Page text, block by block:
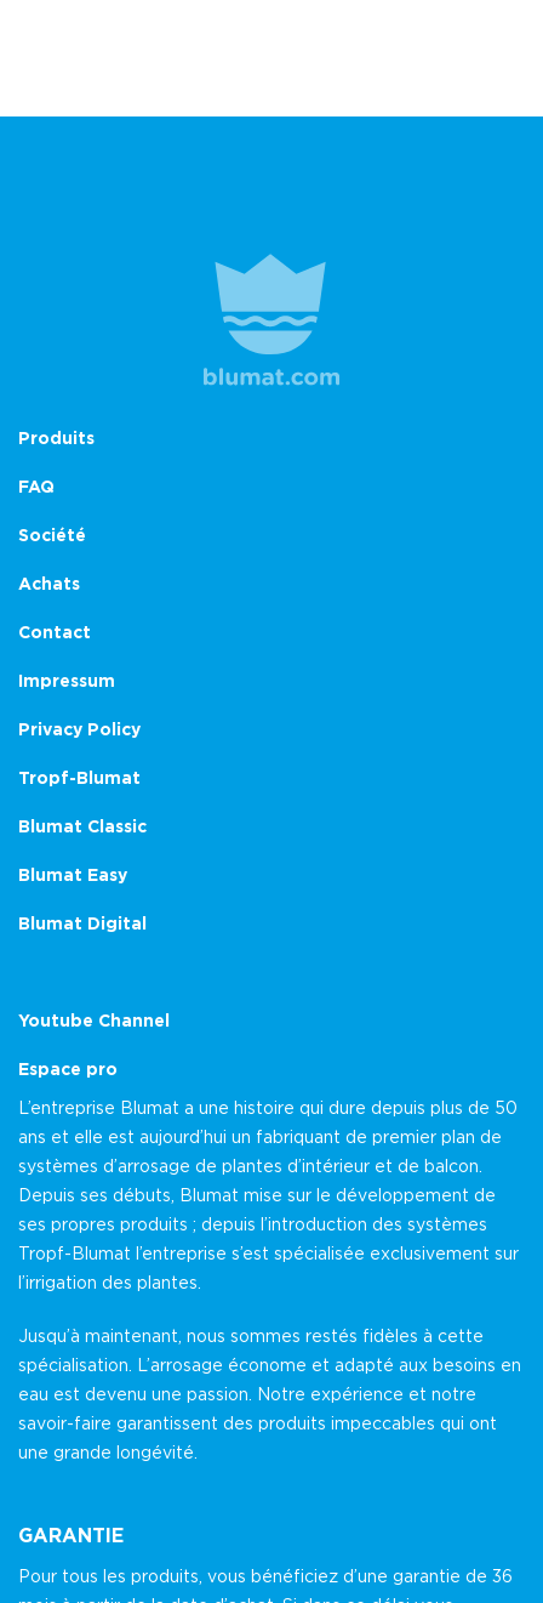
Produits
FAQ
Société
Achats
Contact
Impressum
Privacy Policy
Tropf-Blumat
Blumat Classic
Blumat Easy
Blumat Digital
Youtube Channel
Espace pro
L’entreprise Blumat a une histoire qui dure depuis plus de 50
ans et elle est aujourd’hui un fabriquant de premier plan de
systèmes d’arrosage de plantes d’intérieur et de balcon.
Depuis ses débuts, Blumat mise sur le développement de
ses propres produits ; depuis l’introduction des systèmes
Tropf-Blumat l’entreprise s’est spécialisée exclusivement sur
l’irrigation des plantes.
Jusqu’à maintenant, nous sommes restés fidèles à cette
spécialisation. L’arrosage économe et adapté aux besoins en
eau est devenu une passion. Notre expérience et notre
savoir-faire garantissent des produits impeccables qui ont
une grande longévité.
GARANTIE
Pour tous les produits, vous bénéficiez d’une garantie de 36